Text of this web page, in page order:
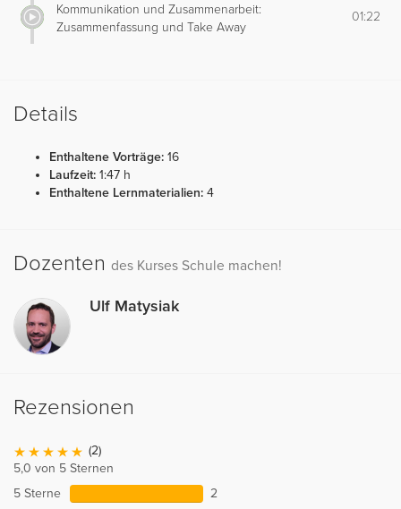
Kommunikation und Zusammenarbeit:
Zusammenfassung und Take Away
01:22
Details
Enthaltene Vorträge: 16
Laufzeit: 1:47 h
Enthaltene Lernmaterialien: 4
Dozenten des Kurses Schule machen!
Ulf Matysiak
Rezensionen
(2)
5,0 von 5 Sternen
5 Sterne
2